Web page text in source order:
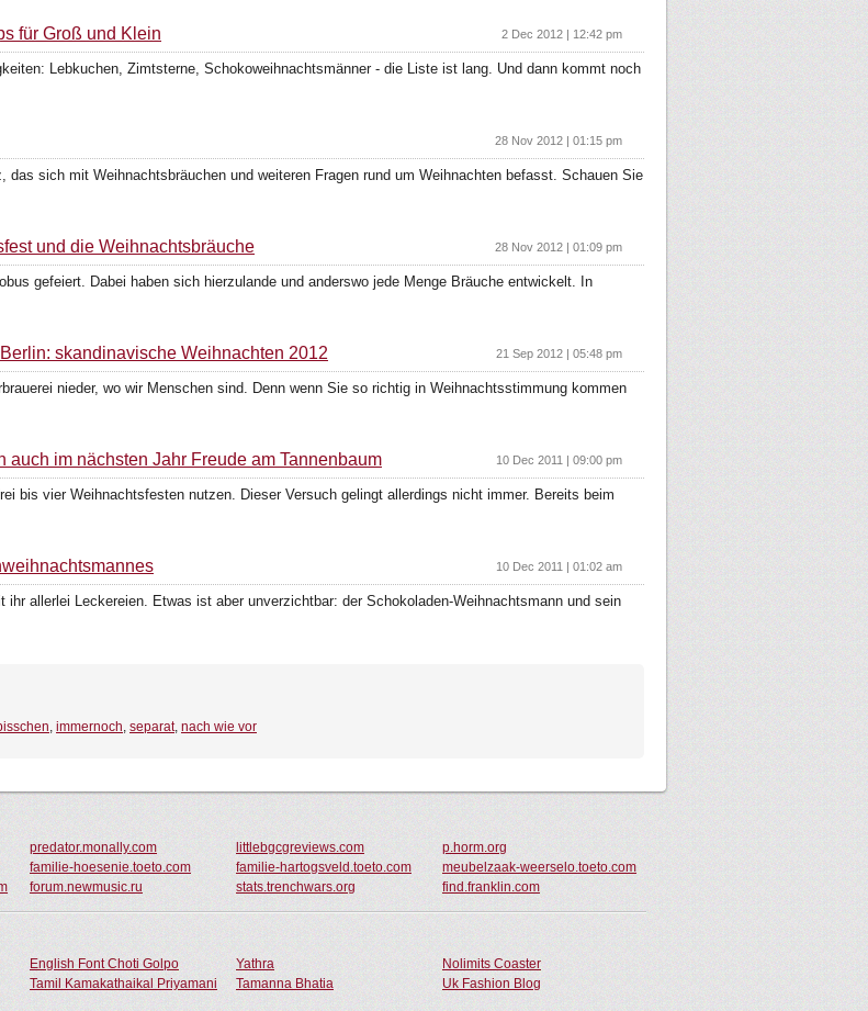
für Groß und Klein 2 Dec 2012 | 12:42 pm
Lebkuchen, Zimtsterne, Schokoweihnachtsmänner - die Liste ist lang. Und dann kommt noch
28 Nov 2012 | 01:15 pm
das sich mit Weihnachtsbräuchen und weiteren Fragen rund um Weihnachten befasst. Schauen Sie
und die Weihnachtsbräuche 28 Nov 2012 | 01:09 pm
gefeiert. Dabei haben sich hierzulande und anderswo jede Menge Bräuche entwickelt. In
skandinavische Weihnachten 2012 21 Sep 2012 | 05:48 pm
nieder, wo wir Menschen sind. Denn wenn Sie so richtig in Weihnachtsstimmung kommen
im nächsten Jahr Freude am Tannenbaum 10 Dec 2011 | 09:00 pm
bis vier Weihnachtsfesten nutzen. Dieser Versuch gelingt allerdings nicht immer. Bereits beim
10 Dec 2011 | 01:02 am
allerlei Leckereien. Etwas ist aber unverzichtbar: der Schokoladen-Weihnachtsmann und sein
, immernoch, separat, nach wie vor
predator.monally.com littlebgcgreviews.com
p.horm.org
familie-hoesenie.toeto.com familie-hartogsveld.toeto.com
meubelzaak-weerselo.toeto.com
forum.newmusic.ru stats.trenchwars.org find.franklin.com
English Font Choti Golpo Yathra
Nolimits Coaster
Tamil Kamakathaikal Priyamani Tamanna Bhatia Uk Fashion Blog